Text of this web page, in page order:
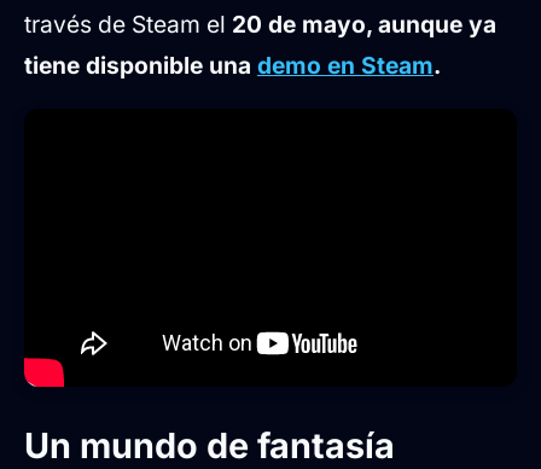
través de Steam el 20 de mayo, aunque ya
tiene disponible una demo en Steam.
Un mundo de fantasía